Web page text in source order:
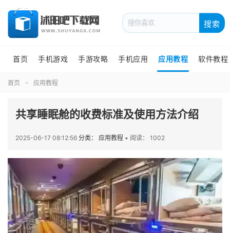
搜索
首页 手机游戏 手游攻略 手机应用 应用教程 软件教程
首页 应用教程
共享睡眠舱的收费标准及使用方法介绍
2025-06-17 08:12:56 分类： 应用教程 • 阅读： 1002